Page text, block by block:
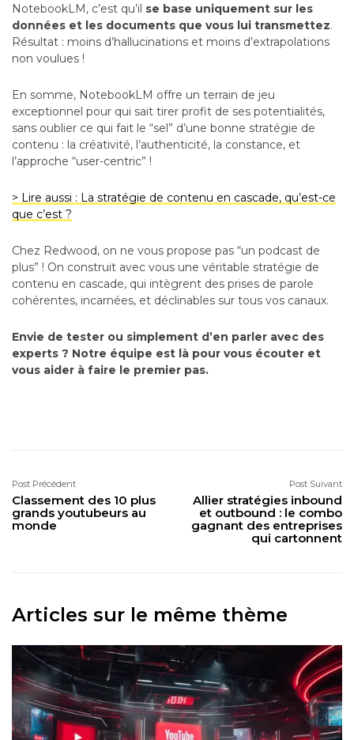
NotebookLM, c’est qu’il se base uniquement sur les
données et les documents que vous lui transmettez.
Résultat : moins d’hallucinations et moins d’extrapolations
non voulues !
En somme, NotebookLM offre un terrain de jeu
exceptionnel pour qui sait tirer profit de ses potentialités,
sans oublier ce qui fait le “sel” d’une bonne stratégie de
contenu : la créativité, l’authenticité, la constance, et
l’approche “user-centric” !
> Lire aussi : La stratégie de contenu en cascade, qu’est-ce
que c’est ?
Chez Redwood, on ne vous propose pas “un podcast de
plus” ! On construit avec vous une véritable stratégie de
contenu en cascade, qui intègrent des prises de parole
cohérentes, incarnées, et déclinables sur tous vos canaux.
Envie de tester ou simplement d’en parler avec des
experts ? Notre équipe est là pour vous écouter et
vous aider à faire le premier pas.
Post Précédent
Classement des 10 plus
grands youtubeurs au
monde
Post Suivant
Allier stratégies inbound
et outbound : le combo
gagnant des entreprises
qui cartonnent
Articles sur le même thème